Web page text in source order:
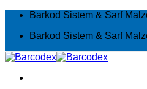
İçeriğeBarkod Sistem & Sarf
Barkod Sistem & Sarf